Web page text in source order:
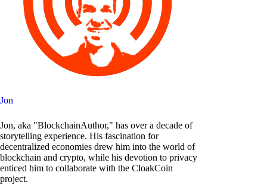
Jon
Jon, aka "BlockchainAuthor," has over a decade of
storytelling experience. His fascination for
decentralized economies drew him into the world of
blockchain and crypto, while his devotion to privacy
enticed him to collaborate with the CloakCoin
project.